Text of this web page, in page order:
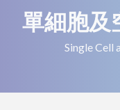
單細胞及
Single Cell